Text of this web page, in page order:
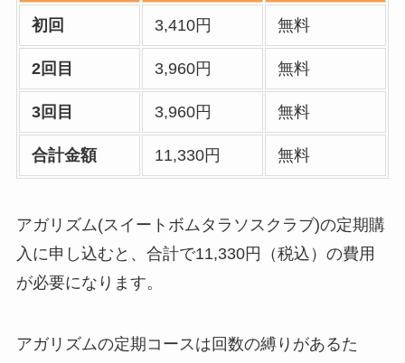
初回 3,410円 無料
2回目 3,960円 無料
3回目 3,960円 無料
合計金額 11,330円 無料
アガリズム(スイートボムタラソスクラブ)の定期購
入に申し込むと、合計で11,330円（税込）の費用
が必要になります。
アガリズムの定期コースは回数の縛りがあるた